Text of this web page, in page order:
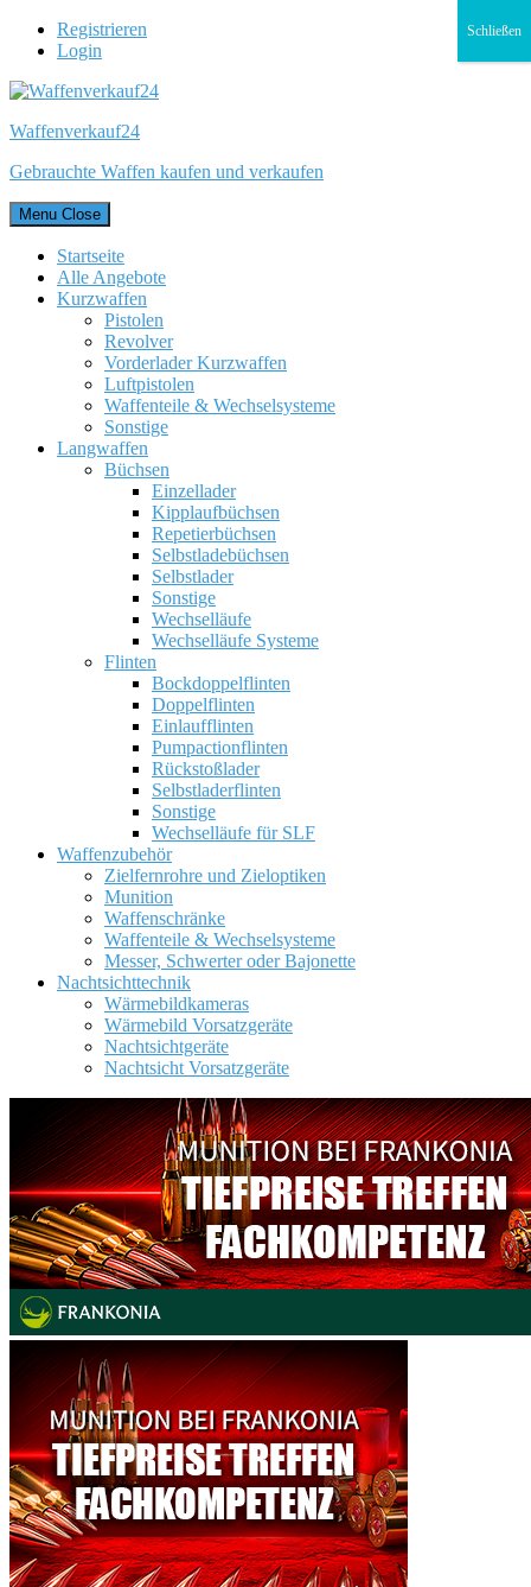
Registrieren
Login
Waffenverkauf24
Gebrauchte Waffen kaufen und verkaufen
Menu Close
Startseite
Alle Angebote
Kurzwaffen
Pistolen
Revolver
Vorderlader Kurzwaffen
Luftpistolen
Waffenteile & Wechselsysteme
Sonstige
Langwaffen
Büchsen
Einzellader
Kipplaufbüchsen
Repetierbüchsen
Selbstladebüchsen
Selbstlader
Sonstige
Wechselläufe
Wechselläufe Systeme
Flinten
Bockdoppelflinten
Doppelflinten
Einlaufflinten
Pumpactionflinten
Rückstoßlader
Selbstladerflinten
Sonstige
Wechselläufe für SLF
Waffenzubehör
Zielfernrohre und Zieloptiken
Munition
Waffenschränke
Waffenteile & Wechselsysteme
Messer, Schwerter oder Bajonette
Nachtsichttechnik
Wärmebildkameras
Wärmebild Vorsatzgeräte
Nachtsichtgeräte
Nachtsicht Vorsatzgeräte
Schließen